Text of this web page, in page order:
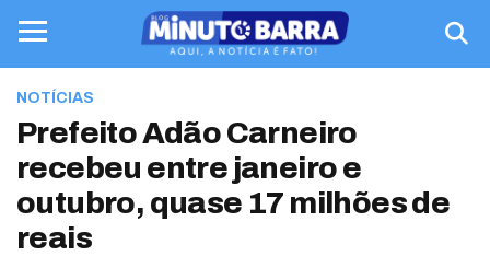
NOTÍCIAS
Prefeito Adão Carneiro
recebeu entre janeiro e
outubro, quase 17 milhões de
reais